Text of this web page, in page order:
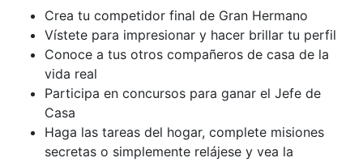
Crea tu competidor final de Gran Hermano
Vístete para impresionar y hacer brillar tu perfil
Conoce a tus otros compañeros de casa de la
vida real
Participa en concursos para ganar el Jefe de
Casa
Haga las tareas del hogar, complete misiones
secretas o simplemente relájese y vea la